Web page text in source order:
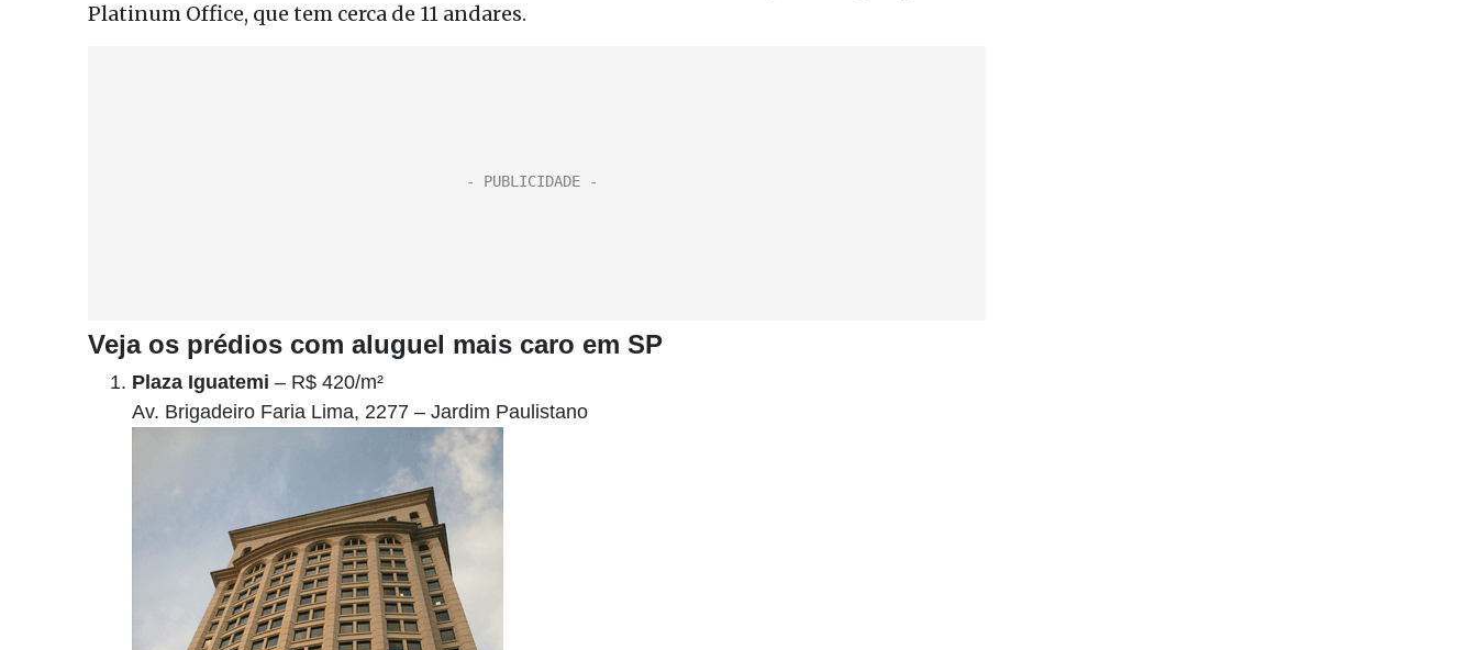
Platinum Office, que tem cerca de 11 andares.
Veja os prédios com aluguel mais caro em SP
Plaza Iguatemi – R$ 420/m²
Av. Brigadeiro Faria Lima, 2277 – Jardim Paulistano